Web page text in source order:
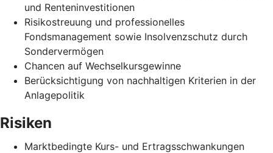
und Renteninvestitionen
Risikostreuung und professionelles
Fondsmanagement sowie Insolvenzschutz durch
Sondervermögen
Chancen auf Wechselkursgewinne
Berücksichtigung von nachhaltigen Kriterien in der
Anlagepolitik
Risiken
Marktbedingte Kurs- und Ertragsschwankungen